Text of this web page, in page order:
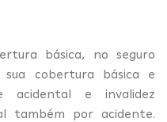
básica, no seguro
cobertura básica e
e invalidez
também por acidente.